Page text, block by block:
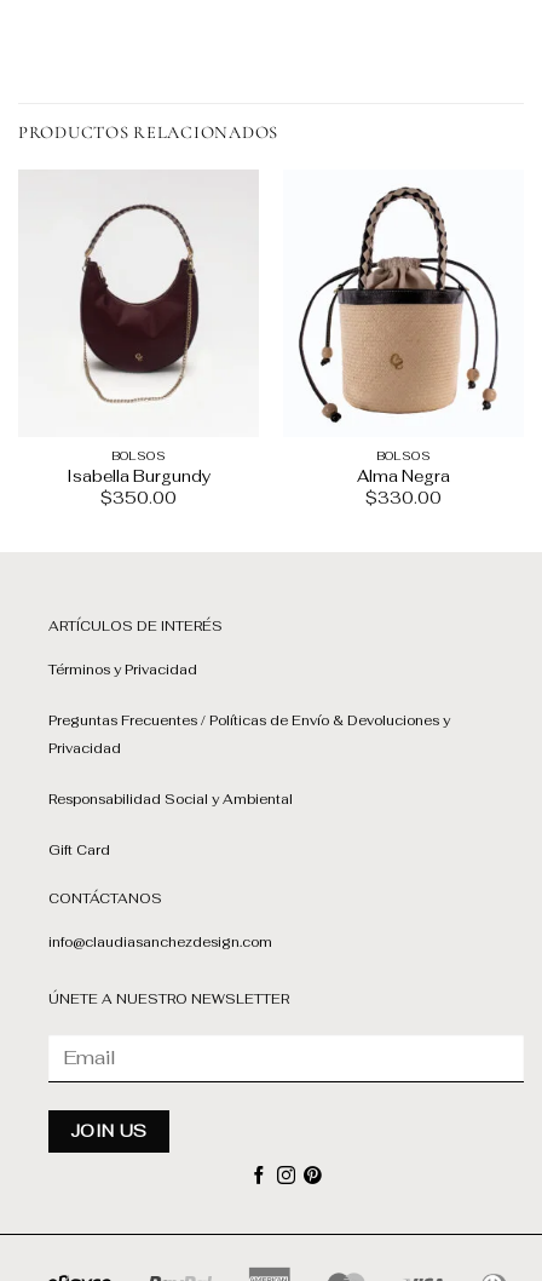
PRODUCTOS RELACIONADOS
BOLSOS
Isabella Burgundy
$350.00
BOLSOS
Alma Negra
$330.00
ARTÍCULOS DE INTERÉS
Términos y Privacidad
Preguntas Frecuentes / Políticas de Envío & Devoluciones y
Privacidad
Responsabilidad Social y Ambiental
Gift Card
CONTÁCTANOS
info@claudiasanchezdesign.com
ÚNETE A NUESTRO NEWSLETTER